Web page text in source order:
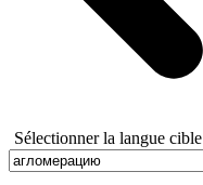
Sélectionner la langue cible